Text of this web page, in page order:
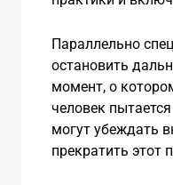
Параллельно
остановить
момент, о
человек
могут убеждать
прекратить этот